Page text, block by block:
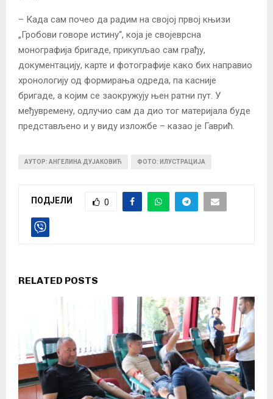
– Када сам почео да радим на својој првој књизи
„Гробови говоре истину“, која је својеврсна
монографија бригаде, прикупљао сам грађу,
документацију, карте и фотографије како бих направио
хронологију од формирања одреда, па касније
бригаде, а којим се заокружују њен ратни пут. У
међувремену, одлучио сам да дио тог материјала буде
представљено и у виду изложбе – казао је Гаврић.
АУТОР: АНГЕЛИНА ДУЈАКОВИЋ ФОТО: ИЛУСТРАЦИЈА
ПОДЈЕЛИ 0
RELATED POSTS